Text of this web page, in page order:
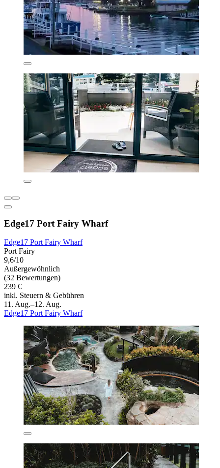
Edge17 Port Fairy Wharf
Edge17 Port Fairy Wharf
Port Fairy
9,6/10
Außergewöhnlich
(32 Bewertungen)
239 €
inkl. Steuern & Gebühren
11. Aug.–12. Aug.
Edge17 Port Fairy Wharf